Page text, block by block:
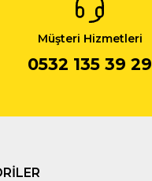
Müşteri Hizmetleri
0532 135 39 29